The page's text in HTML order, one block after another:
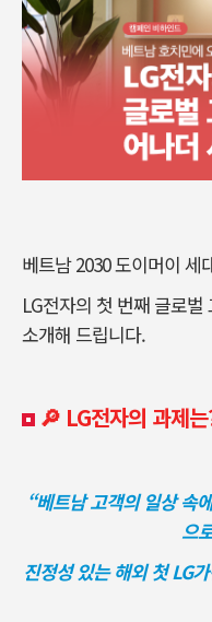
베트남 2030 도이머이 세
LG전자의 첫 번째 글로벌
소개해 드립니다.
🔎 LG전자의 과제
“베트남 고객의 일상 속
으
진정성 있는 해외 첫 LG